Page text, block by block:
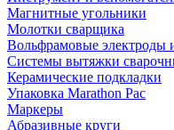
Магнитные угольники
Молотки сварщика
Вольфрамовые электроды
Системы вытяжки
Керамические подкладки
Упаковка Marathon Pac
Маркеры
Абразивные круги